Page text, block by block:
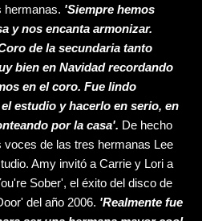
hermanas. 'Siempre hemos
y nos encanta armonizar.
de la secundaria tanto
bien en Navidad recordando
en el coro. Fue lindo
estudio y hacerlo en serio, en
por la casa'. De hecho
voces de las tres hermanas Lee
Amy invitó a Carrie y Lori a
Sober', el éxito del disco de
del año 2006. 'Realmente fue